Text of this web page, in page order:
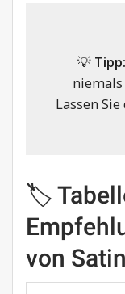
💡 Tipp:
niemals
Lassen
🏷️
von Satin